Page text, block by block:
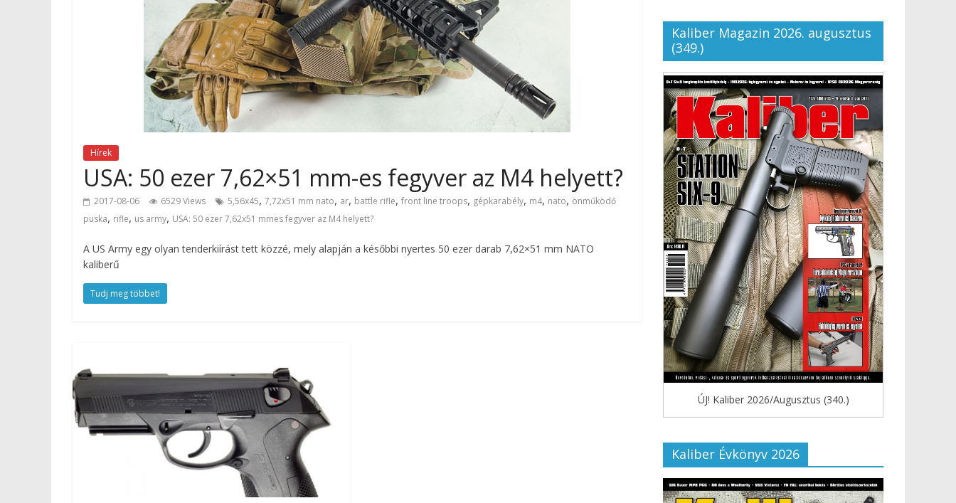
Hírek
USA: 50 ezer 7,62×51 mm-es fegyver az M4 helyett?
2017-08-06 6529 Views 5,56x45, 7,72x51 mm nato, ar, battle rifle, front line troops, gépkarabély, m4, nato, önműködő
puska, rifle, us army, USA: 50 ezer 7,62x51 mmes fegyver az M4 helyett?
A US Army egy olyan tenderkiírást tett közzé, mely alapján a későbbi nyertes 50 ezer darab 7,62×51 mm NATO
kaliberű
Tudj meg többet!
Kaliber Magazin 2026. augusztus
(349.)
ÚJ! Kaliber 2026/Augusztus (340.)
Kaliber Évkönyv 2026